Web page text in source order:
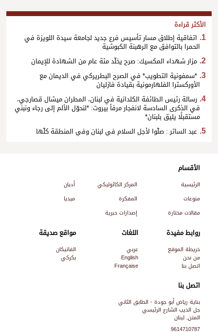
الأكثر قراءة
اتفاقية إطلاق مسار تأسيس فرع جديد لجامعة سيدة اللويزة في
الحمرا بالتوافق مع الرهبنة الكبوشية
مزار شهداء المكسيك: صرح يخلّد مئة عام من الشهادة للإيمان
*سمفونية التطويب* في الصرح البطريركي في الديمان مع
الأوركسترا الفلهارمونية بقيادة فازليان
رسالة رئيس الطائفة الكلدانية في لبنان، المطران ميشال قصارجي،
في الذكرى السادسة لانفجار مرفأ بيروت: *لنحوّل الألم إلى رجاء ونبني
مستقبلًا يليق بلبنان*
عبد الساتر : صلّوا لأجل السلام في لبنان وفي المنطقة كلّها
اتصل بنا
بناية رياض أبو جودة - الطابق الثاني
جل الديب الشارع الرئيسي
المتن, لبنان
9614710787
الأقسام
الرئيسية المركز الكاثوليكي
أديان
منوعات
المفكرة
ميديا
مقالات مختارة
إصدارات حبرية
روابط مفيدة
خريطة الموقع
من نحن
اتصل بنا
اللغات
عربي
English
Française
مواقع صديقة
الفاتيكان
بكركي